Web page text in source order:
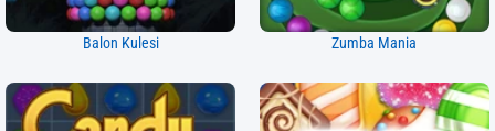
Balon Kulesi Zumba Mania